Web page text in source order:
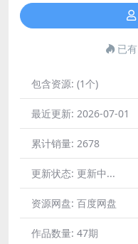
已有
包含资源: (1个)
最近更新: 2026-07-01
累计销量: 2678
更新状态: 更新中...
资源网盘: 百度网盘
作品数量: 47期